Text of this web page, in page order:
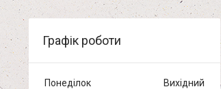
Графік роботи
Понеділок
Вихідний